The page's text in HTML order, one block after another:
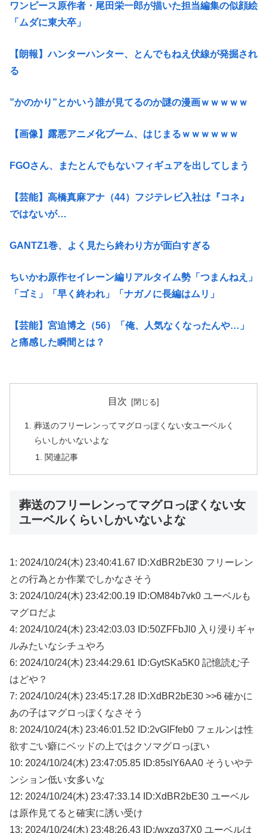
ワンピース原作者・尾田栄一郎が描いた担当編集の似顔絵
「ムダに東大卒」
【朗報】ハンターハンター、とんでもねえ伏線が発掘され
る
”かのかり”とかいう誰が見てるのか謎の漫画ｗｗｗｗｗ
【画像】露悪アニメ化ブーム、はじまるｗｗｗｗｗｗ
FGOさん、またとんでもないフィギュアを出してしまう
【芸能】高橋真麻アナ（44）フジテレビ入社は『コネ』
ではないが…
GANTZ1巻、よく見たら終わり方が面白すぎる
ちいかわ原作セイレーン編リアルタイム勢「つまんねえ」
「ゴミ」「早く終われ」「ナガノに長編はムリ」
【芸能】宮迫博之（56）「俺、人気なくなったんや…」
と痛感した瞬間とは？
目次
葬送のフリーレンってマグロっぽくない女ユーベルく
らいしかいないよな
関連記事
葬送のフリーレンってマグロっぽくない女
ユーベルくらいしかいないよな
1: 2024/10/24(木) 23:40:41.67 ID:XdBR2bE30 フリーレン
との行為とか作業でしかなさそう
3: 2024/10/24(木) 23:42:00.19 ID:OM84b7vk0 ユーベルも
マグロだよ
4: 2024/10/24(木) 23:42:03.03 ID:50ZFFbJl0 入り浸りギャ
ルみたいなシチュやろ
6: 2024/10/24(木) 23:44:29.61 ID:GytSKa5K0 記憶読む子
はどや？
7: 2024/10/24(木) 23:45:17.28 ID:XdBR2bE30 >>6 確かに
あの子はマグロっぽくなさそう
8: 2024/10/24(木) 23:46:01.52 ID:2vGIFfeb0 フェルンは性
欲すごい癖にベッドの上ではクソマグロっぽい
10: 2024/10/24(木) 23:47:05.85 ID:85slY6AA0 そういやテ
ンション低い女多いな
12: 2024/10/24(木) 23:47:33.14 ID:XdBR2bE30 ユーベル
は原作見てると確実に誘い受け
13: 2024/10/24(木) 23:48:26.43 ID:/wxzg37X0 ユーベルは